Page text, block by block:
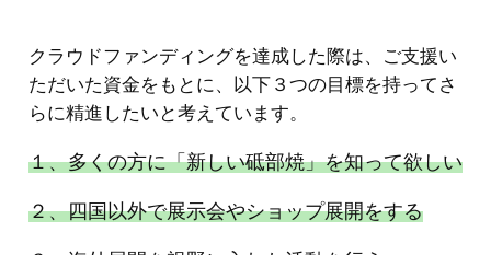
クラウドファンディングを達成した際は、ご支援い
ただいた資金をもとに、以下３つの目標を持ってさ
らに精進したいと考えています。
１、多くの方に「新しい砥部焼」を知って欲しい
２、四国以外で展示会やショップ展開をする